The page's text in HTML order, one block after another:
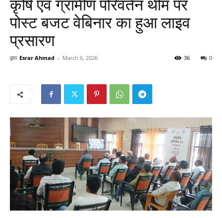
कृषि एवं ग्रामीण परिवर्तन थीम पर
पोस्ट बजट वेबिनार का हुआ लाइव
प्रसारण
द्वारा Esrar Ahmad - March 6, 2026 0
36